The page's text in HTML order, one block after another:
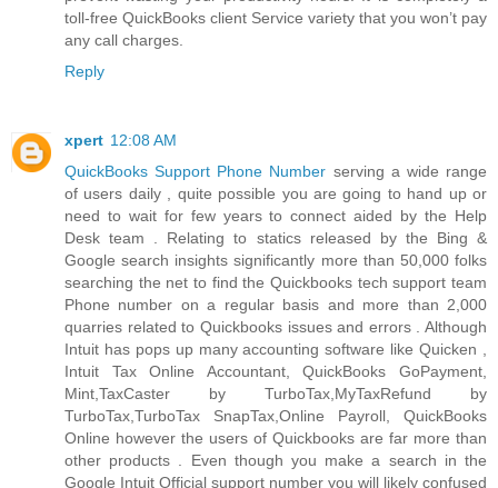
toll-free QuickBooks client Service variety that you won’t pay
any call charges.
Reply
xpert 12:08 AM
QuickBooks Support Phone Number serving a wide range
of users daily , quite possible you are going to hand up or
need to wait for few years to connect aided by the Help
Desk team . Relating to statics released by the Bing &
Google search insights significantly more than 50,000 folks
searching the net to find the Quickbooks tech support team
Phone number on a regular basis and more than 2,000
quarries related to Quickbooks issues and errors . Although
Intuit has pops up many accounting software like Quicken ,
Intuit Tax Online Accountant, QuickBooks GoPayment,
Mint,TaxCaster by TurboTax,MyTaxRefund by
TurboTax,TurboTax SnapTax,Online Payroll, QuickBooks
Online however the users of Quickbooks are far more than
other products . Even though you make a search in the
Google Intuit Official support number you will likely confused